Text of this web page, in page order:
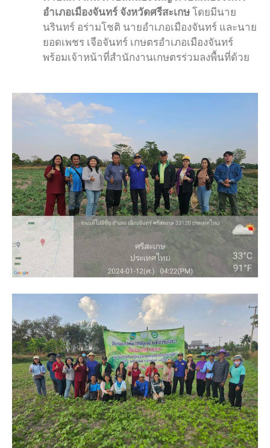
อำเภอเมืองจันทร์ จังหวัดศรีสะเกษ โดยมีนาย
นรินทร์ อร่ามโชติ นายอำเภอเมืองจันทร์ และนาย
ยอดเพชร เจือจันทร์ เกษตรอำเภอเมืองจันทร์
พร้อมเจ้าหน้าที่สำนักงานเกษตรร่วมลงพื้นที่ด้วย